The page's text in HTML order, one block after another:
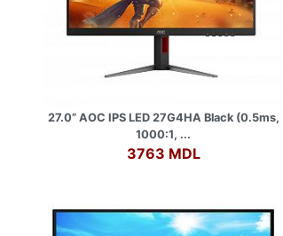
27.0” AOC IPS LED 27G4HA Black (0.5ms,
1000:1, ...
3763 MDL